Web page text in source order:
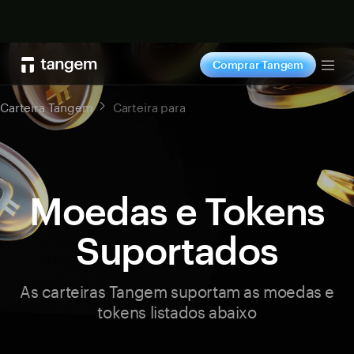
Comprar Tangem
Carteira Tangem Carteira para
Moedas e Tokens
Suportados
As carteiras Tangem suportam as moedas e
tokens listados abaixo